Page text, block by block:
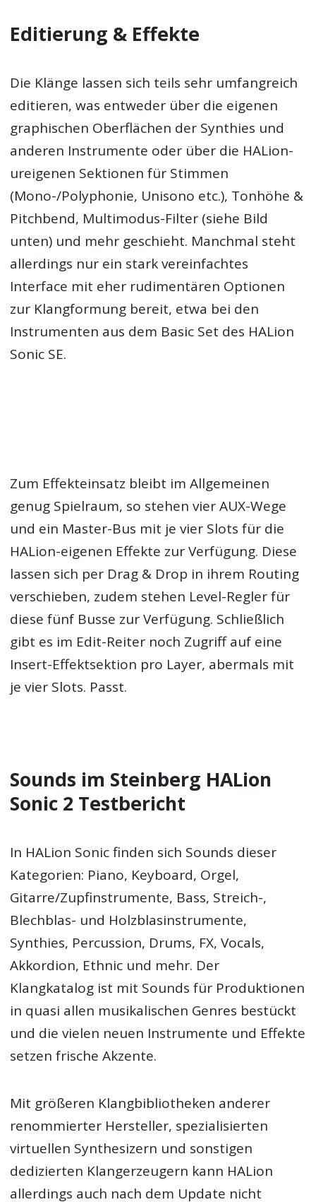
Editierung & Effekte
Die Klänge lassen sich teils sehr umfangreich
editieren, was entweder über die eigenen
graphischen Oberflächen der Synthies und
anderen Instrumente oder über die HALion-
ureigenen Sektionen für Stimmen
(Mono-/Polyphonie, Unisono etc.), Tonhöhe &
Pitchbend, Multimodus-Filter (siehe Bild
unten) und mehr geschieht. Manchmal steht
allerdings nur ein stark vereinfachtes
Interface mit eher rudimentären Optionen
zur Klangformung bereit, etwa bei den
Instrumenten aus dem Basic Set des HALion
Sonic SE.
Zum Effekteinsatz bleibt im Allgemeinen
genug Spielraum, so stehen vier AUX-Wege
und ein Master-Bus mit je vier Slots für die
HALion-eigenen Effekte zur Verfügung. Diese
lassen sich per Drag & Drop in ihrem Routing
verschieben, zudem stehen Level-Regler für
diese fünf Busse zur Verfügung. Schließlich
gibt es im Edit-Reiter noch Zugriff auf eine
Insert-Effektsektion pro Layer, abermals mit
je vier Slots. Passt.
Sounds im Steinberg HALion
Sonic 2 Testbericht
In HALion Sonic finden sich Sounds dieser
Kategorien: Piano, Keyboard, Orgel,
Gitarre/Zupfinstrumente, Bass, Streich-,
Blechblas- und Holzblasinstrumente,
Synthies, Percussion, Drums, FX, Vocals,
Akkordion, Ethnic und mehr. Der
Klangkatalog ist mit Sounds für Produktionen
in quasi allen musikalischen Genres bestückt
und die vielen neuen Instrumente und Effekte
setzen frische Akzente.
Mit größeren Klangbibliotheken anderer
renommierter Hersteller, spezialisierten
virtuellen Synthesizern und sonstigen
dedizierten Klangerzeugern kann HALion
allerdings auch nach dem Update nicht